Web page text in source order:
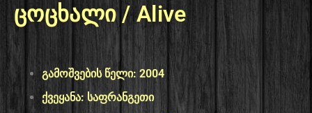
ცოცხალი / Alive
გამოშვების წელი: 2004
ქვეყანა: საფრანგეთი